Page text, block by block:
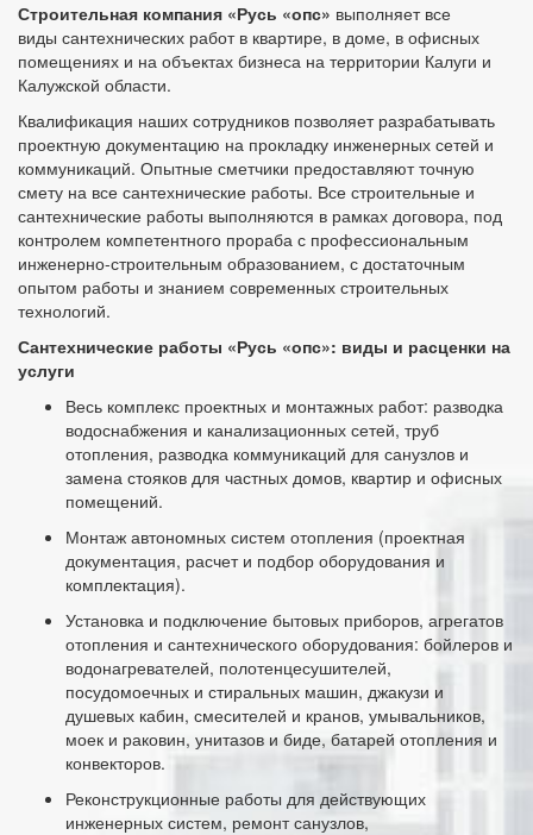
Строительная компания «Русь «опс» выполняет все
виды сантехнических работ в квартире, в доме, в офисных
помещениях и на объектах бизнеса на территории Калуги и
Калужской области.
Квалификация наших сотрудников позволяет разрабатывать
проектную документацию на прокладку инженерных сетей и
коммуникаций. Опытные сметчики предоставляют точную
смету на все сантехнические работы. Все строительные и
сантехнические работы выполняются в рамках договора, под
контролем компетентного прораба с профессиональным
инженерно-строительным образованием, с достаточным
опытом работы и знанием современных строительных
технологий.
Сантехнические работы «Русь «опс»: виды и расценки на
услуги
Весь комплекс проектных и монтажных работ: разводка
водоснабжения и канализационных сетей, труб
отопления, разводка коммуникаций для санузлов и
замена стояков для частных домов, квартир и офисных
помещений.
Монтаж автономных систем отопления (проектная
документация, расчет и подбор оборудования и
комплектация).
Установка и подключение бытовых приборов, агрегатов
отопления и сантехнического оборудования: бойлеров и
водонагревателей, полотенцесушителей,
посудомоечных и стиральных машин, джакузи и
душевых кабин, смесителей и кранов, умывальников,
моек и раковин, унитазов и биде, батарей отопления и
конвекторов.
Реконструкционные работы для действующих
инженерных систем, ремонт санузлов,